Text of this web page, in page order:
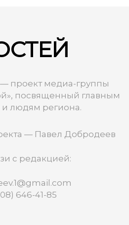
проект медиа-группы
посвященный главным
людям региона.
— Павел Добродеев
с редакцией:
646-41-85